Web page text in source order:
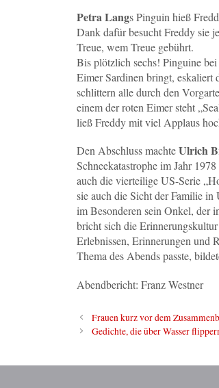
Petra Langs Pinguin hieß
Dank dafür besucht Freddy sie
Treue, wem Treue gebührt.
Bis plötzlich sechs! Pinguine
Eimer Sardinen bringt, eskaliert
schlittern alle durch den
einem der roten Eimer steht
ließ Freddy mit viel Applaus
Den Abschluss machteUlrich
Schneekatastrophe im Jahr
auch die vierteilige US-Serie
sie auch die Sicht der Familie
im Besonderen sein Onkel, der
bricht sich die
Erlebnissen, Erinnerungen und
Thema des Abends passte,
Abendbericht: Franz Westner
Frauen kurz vor dem
Gedichte, die über Wasser